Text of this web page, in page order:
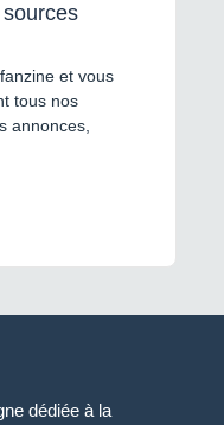
et vous
tous nos
annonces,
dédiée à la